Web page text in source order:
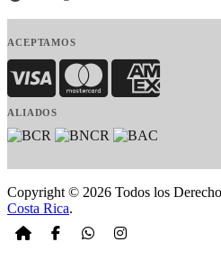
ACEPTAMOS
Visa MasterCardAmerican
ALIADOS
Copyright © 2026 Todos los
Costa Rica.